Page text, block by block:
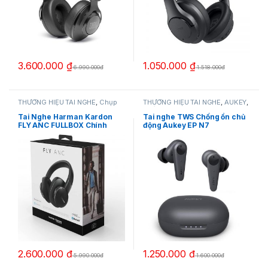
3.600.000 ₫6.990.000đ 1.050.000 ₫1.518.000đ
THƯƠNG HIỆU TAI NGHE Chụp
Tai Bluetooth Harman Kardon
TAI NGHE - LOA,Tai Nghe
Bluetooth
Tai Nghe Harman Kardon
FLY ANC FULLBOX Chính
2.600.000 ₫5.990.000đ
THƯƠNG HIỆU TAI NGHE AUKEY
Nhét Tai Bluetooth TAI NGHE -
LOA ,Tai Nghe Bluetooth,Tai
Nghe Thể Thao,Tai Nghe
Truewireless
Tai nghe TWS Chống ồn chủ
động Aukey EP N7
1.250.000 ₫1.600.000đ